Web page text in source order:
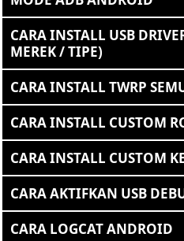
CARA INSTALL USB
MEREK / TIPE)
CARA INSTALL TWRP
CARA INSTALL CUSTOM
CARA INSTALL CUSTOM
CARA AKTIFKAN USB
CARA LOGCAT ANDROID